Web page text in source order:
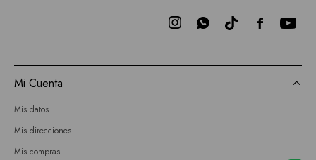

 
Mi Cuenta
Mis datos
Mis direcciones
Mis compras